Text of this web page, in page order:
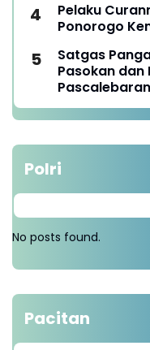
Pelaku
Ponorogo
Satgas
Pasokan
Pascalebaran
Polri
No posts found.
Pacitan